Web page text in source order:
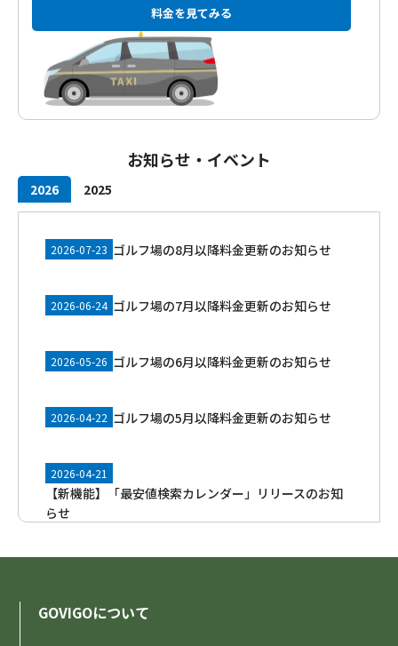
お知らせ・イベント
2026 2025
2026-07-23 ゴルフ場の8月以降料金更新のお知らせ
2026-06-24 ゴルフ場の7月以降料金更新のお知らせ
2026-05-26 ゴルフ場の6月以降料金更新のお知らせ
2026-04-22 ゴルフ場の5月以降料金更新のお知らせ
2026-04-21
【新機能】「最安値検索カレンダー」リリースのお知
らせ
GOVIGOについて